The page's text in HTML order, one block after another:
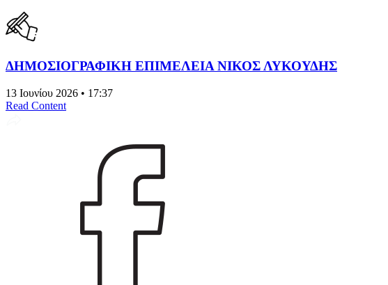
ΔΗΜΟΣΙΟΓΡΑΦΙΚΗ ΕΠΙΜΕΛΕΙΑ ΝΙΚΟΣ ΛΥΚΟΥΔΗΣ
13 Ιουνίου 2026 • 17:37
Read Content